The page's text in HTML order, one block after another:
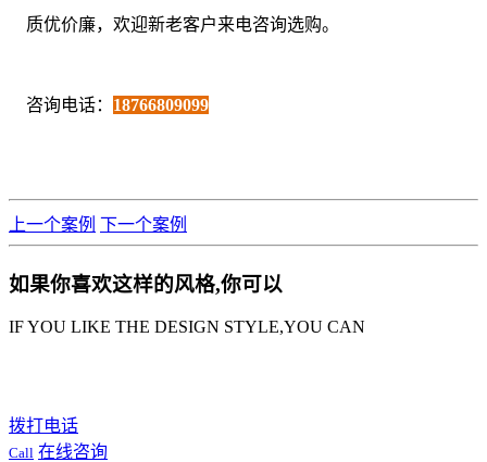
质优价廉，欢迎新老客户来电咨询选购。
咨询电话： 18766809099
上一个案例 下一个案例
如果你喜欢这样的风格,你可以
IF YOU LIKE THE DESIGN STYLE,YOU CAN
拨打电话
Call 在线咨询